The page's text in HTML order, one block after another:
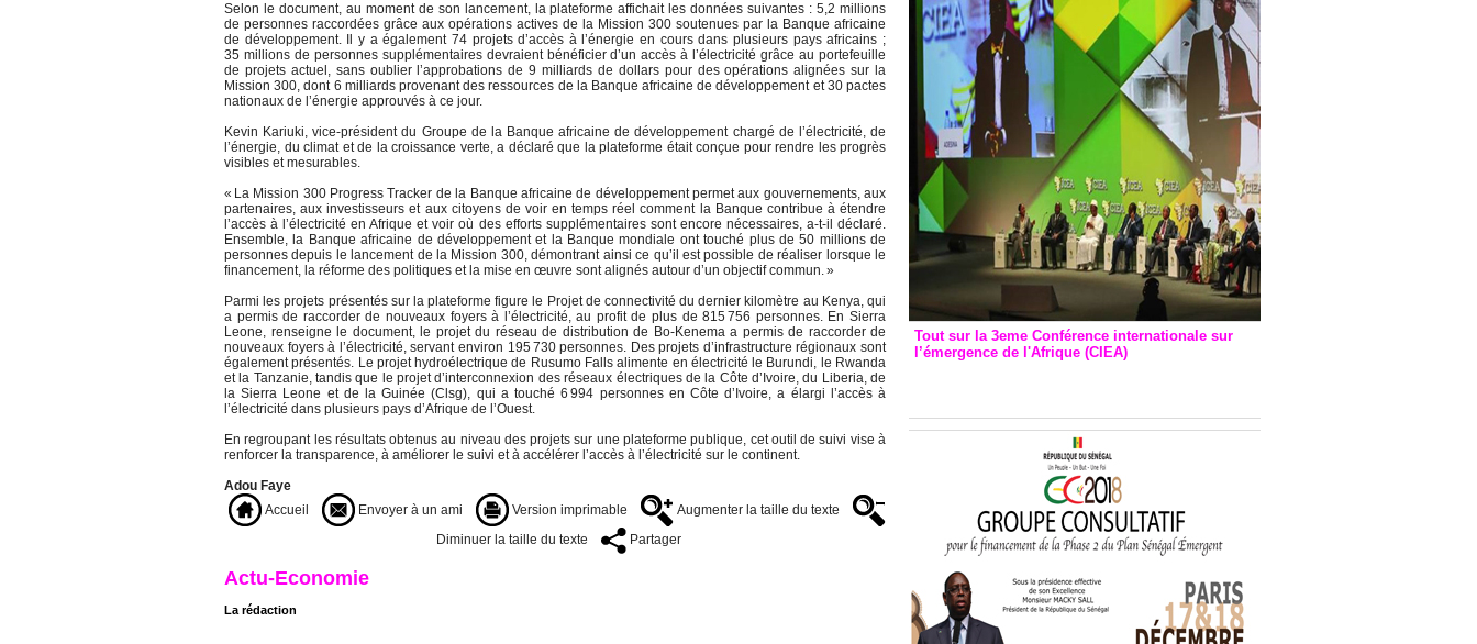
Selon le document, au moment de son lancement, la plateforme affichait les données suivantes : 5,2 millions
de personnes raccordées grâce aux opérations actives de la Mission 300 soutenues par la Banque africaine
de développement. Il y a également 74 projets d’accès à l’énergie en cours dans plusieurs pays africains ;
35 millions de personnes supplémentaires devraient bénéficier d’un accès à l’électricité grâce au portefeuille
de projets actuel, sans oublier l’approbations de 9 milliards de dollars pour des opérations alignées sur la
Mission 300, dont 6 milliards provenant des ressources de la Banque africaine de développement et 30 pactes
nationaux de l’énergie approuvés à ce jour.
Kevin Kariuki, vice-président du Groupe de la Banque africaine de développement chargé de l’électricité, de
l’énergie, du climat et de la croissance verte, a déclaré que la plateforme était conçue pour rendre les progrès
visibles et mesurables.
« La Mission 300 Progress Tracker de la Banque africaine de développement permet aux gouvernements, aux
partenaires, aux investisseurs et aux citoyens de voir en temps réel comment la Banque contribue à étendre
l’accès à l’électricité en Afrique et voir où des efforts supplémentaires sont encore nécessaires, a-t-il déclaré.
Ensemble, la Banque africaine de développement et la Banque mondiale ont touché plus de 50 millions de
personnes depuis le lancement de la Mission 300, démontrant ainsi ce qu’il est possible de réaliser lorsque le
financement, la réforme des politiques et la mise en œuvre sont alignés autour d’un objectif commun. »
Parmi les projets présentés sur la plateforme figure le Projet de connectivité du dernier kilomètre au Kenya, qui
a permis de raccorder de nouveaux foyers à l’électricité, au profit de plus de 815 756 personnes. En Sierra
Leone, renseigne le document, le projet du réseau de distribution de Bo-Kenema a permis de raccorder de
nouveaux foyers à l’électricité, servant environ 195 730 personnes. Des projets d’infrastructure régionaux sont
également présentés. Le projet hydroélectrique de Rusumo Falls alimente en électricité le Burundi, le Rwanda
et la Tanzanie, tandis que le projet d’interconnexion des réseaux électriques de la Côte d’Ivoire, du Liberia, de
la Sierra Leone et de la Guinée (Clsg), qui a touché 6 994 personnes en Côte d’Ivoire, a élargi l’accès à
l’électricité dans plusieurs pays d’Afrique de l’Ouest.
En regroupant les résultats obtenus au niveau des projets sur une plateforme publique, cet outil de suivi vise à
renforcer la transparence, à améliorer le suivi et à accélérer l’accès à l’électricité sur le continent.
Adou Faye
Accueil
Envoyer à un ami Version imprimable
Augmenter la taille du texte
Diminuer la taille du texte
Partager
Actu-Economie
La rédaction
Tout sur la 3eme Conférence internationale sur
l’émergence de l'Afrique (CIEA)